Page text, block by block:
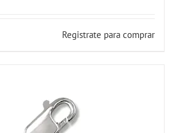
Registrate para comprar